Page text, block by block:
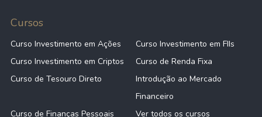
Cursos
Curso Investimento em Ações
Curso Investimento em FIIs
Curso Investimento em Criptos
Curso de Renda Fixa
Curso de Tesouro Direto
Introdução ao Mercado
Financeiro
Curso de Finanças Pessoais
Ver todos os cursos